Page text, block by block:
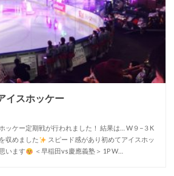
イスホッケー
ッケー定期戦が行われました！ 結果は… W９−３K
収めました
スピード感があり初めてアイスホッ
います
＜早稲田vs慶應義塾＞ 1P W…